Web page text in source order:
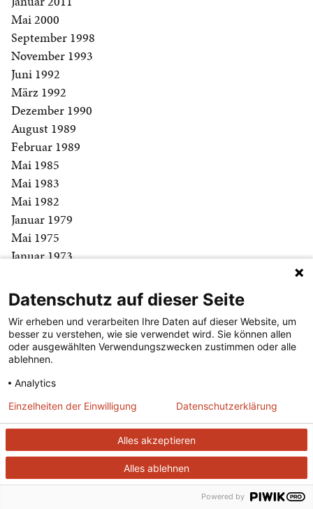
Mai 2000
September 1998
November 1993
Juni 1992
März 1992
Dezember 1990
August 1989
Februar 1989
Mai 1985
Mai 1983
Mai 1982
Januar 1979
Mai 1975
Januar 1973
September 1968
September 1963
Mai 1954
Februar 1951
BLOGROLL
Verfassungsblog (Interview)
literaturkritik.de (Interview)
Sozialtheoristen (Interview)
Theorieblog (Interview)
Perlentaucher
Datenschutz auf dieser Seite
Wir erheben und verarbeiten Ihre Daten auf dieser Website, um
besser zu verstehen, wie sie verwendet wird. Sie können allen
oder ausgewählten Verwendungszwecken zustimmen oder alle
ablehnen.
Analytics
Alles akzeptieren
Alles ablehnen
Einzelheiten der Einwilligung Datenschutzerklärung
Powered by